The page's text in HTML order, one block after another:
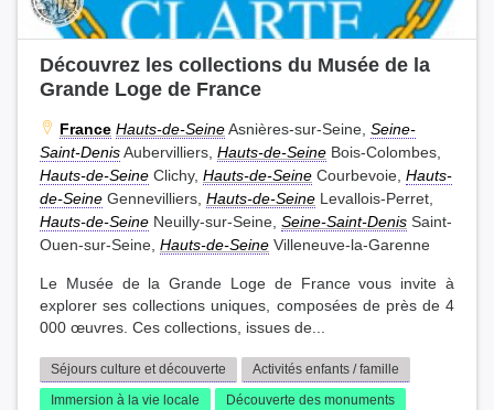
Découvrez les collections du Musée de la
Grande Loge de France
France Hauts-de-SeineAsnières-sur-Seine, Seine-
Saint-DenisAubervilliers, Hauts-de-Seine Bois-Colombes,
Hauts-de-Seine Clichy, Hauts-de-Seine Courbevoie, Hauts-
de-Seine Gennevilliers, Hauts-de-Seine Levallois-Perret,
Hauts-de-Seine Neuilly-sur-Seine, Seine-Saint-Denis Saint-
Ouen-sur-Seine, Hauts-de-Seine Villeneuve-la-Garenne
Le Musée de la Grande Loge de France vous invite à
explorer ses collections uniques, composées de près de 4
000 œuvres. Ces collections, issues de...
Séjours culture et découverte
Activités enfants / famille
Immersion à la vie locale
Découverte des monuments